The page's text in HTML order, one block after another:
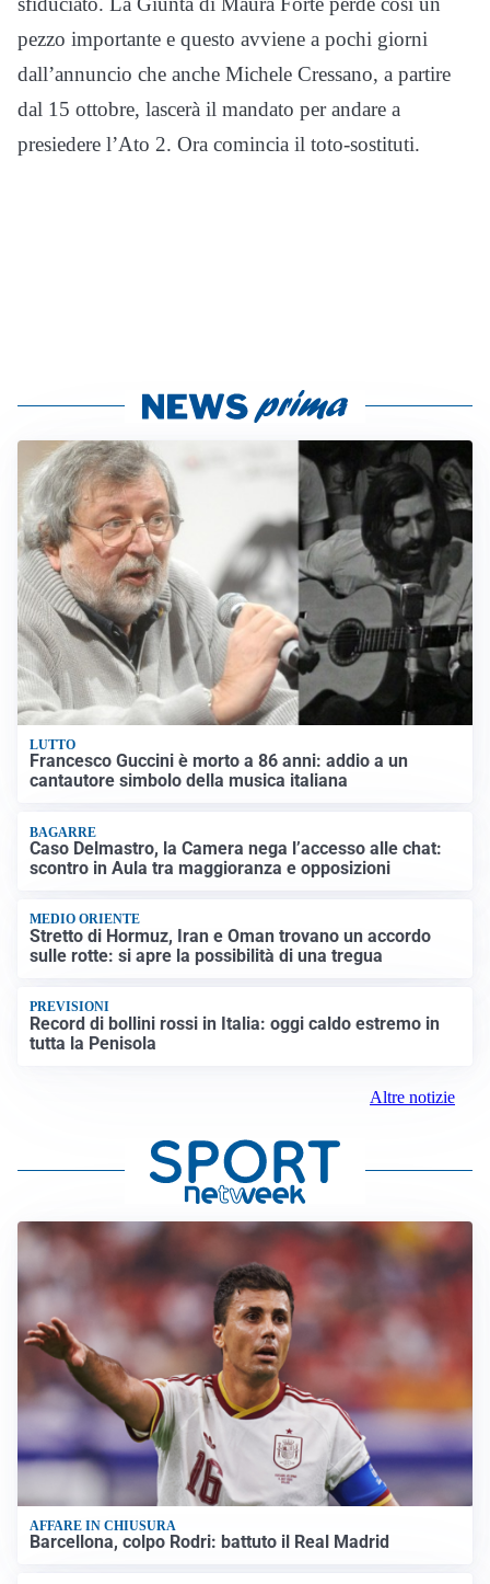
pezzo importante e questo avviene a pochi giorni
dall’annuncio che anche Michele Cressano, a partire
dal 15 ottobre, lascerà il mandato per andare a
presiedere l’Ato 2. Ora comincia il toto-sostituti.
LUTTO
Francesco Guccini è morto a 86 anni: addio a un
cantautore simbolo della musica italiana
BAGARRE
Caso Delmastro, la Camera nega l’accesso alle chat:
scontro in Aula tra maggioranza e opposizioni
MEDIO ORIENTE
Stretto di Hormuz, Iran e Oman trovano un accordo
sulle rotte: si apre la possibilità di una tregua
PREVISIONI
Record di bollini rossi in Italia: oggi caldo estremo in
tutta la Penisola
Altre notizie
AFFARE IN CHIUSURA
Barcellona, colpo Rodri: battuto il Real Madrid